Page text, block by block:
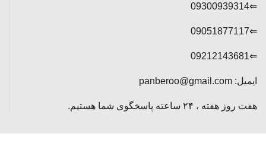
⇐09300939314
⇐09051877117
⇐09212143681
ایمیل: panberoo@gmail.com
هفت روز هفته ، ۲۴ ساعته پاسخگوی شما هستیم.